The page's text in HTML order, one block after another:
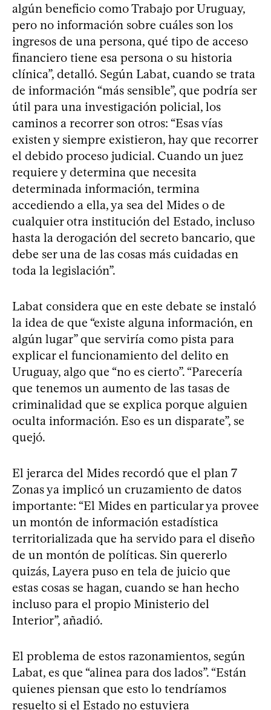
algún beneficio como Trabajo por Uruguay,
pero no información sobre cuáles son los
ingresos de una persona, qué tipo de acceso
financiero tiene esa persona o su historia
clínica”, detalló. Según Labat, cuando se trata
de información “más sensible”, que podría ser
útil para una investigación policial, los
caminos a recorrer son otros: “Esas vías
existen y siempre existieron, hay que recorrer
el debido proceso judicial. Cuando un juez
requiere y determina que necesita
determinada información, termina
accediendo a ella, ya sea del Mides o de
cualquier otra institución del Estado, incluso
hasta la derogación del secreto bancario, que
debe ser una de las cosas más cuidadas en
toda la legislación”.
Labat considera que en este debate se instaló
la idea de que “existe alguna información, en
algún lugar” que serviría como pista para
explicar el funcionamiento del delito en
Uruguay, algo que “no es cierto”. “Parecería
que tenemos un aumento de las tasas de
criminalidad que se explica porque alguien
oculta información. Eso es un disparate”, se
quejó.
El jerarca del Mides recordó que el plan 7
Zonas ya implicó un cruzamiento de datos
importante: “El Mides en particular ya provee
un montón de información estadística
territorializada que ha servido para el diseño
de un montón de políticas. Sin quererlo
quizás, Layera puso en tela de juicio que
estas cosas se hagan, cuando se han hecho
incluso para el propio Ministerio del
Interior”, añadió.
El problema de estos razonamientos, según
Labat, es que “alinea para dos lados”. “Están
quienes piensan que esto lo tendríamos
resuelto si el Estado no estuviera